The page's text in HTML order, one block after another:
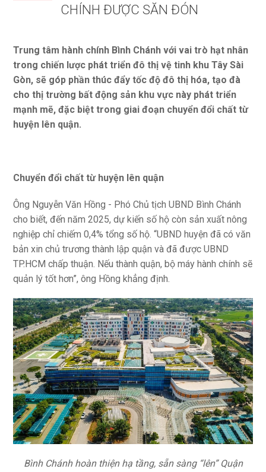
CHÍNH ĐƯỢC SĂN ĐÓN
Trung tâm hành chính Bình Chánh với vai trò hạt nhân
trong chiến lược phát triển đô thị vệ tinh khu Tây Sài
Gòn, sẽ góp phần thúc đẩy tốc độ đô thị hóa, tạo đà
cho thị trường bất động sản khu vực này phát triển
mạnh mẽ, đặc biệt trong giai đoạn chuyển đổi chất từ
huyện lên quận.
Chuyển đổi chất từ huyện lên quận
Ông Nguyễn Văn Hồng - Phó Chủ tịch UBND Bình Chánh
cho biết, đến năm 2025, dự kiến số hộ còn sản xuất nông
nghiệp chỉ chiếm 0,4% tổng số hộ. “UBND huyện đã có văn
bản xin chủ trương thành lập quận và đã được UBND
TP.HCM chấp thuận. Nếu thành quận, bộ máy hành chính sẽ
quản lý tốt hơn”, ông Hồng khẳng định.
Bình Chánh hoàn thiện hạ tầng, sẵn sàng “lên” Quận